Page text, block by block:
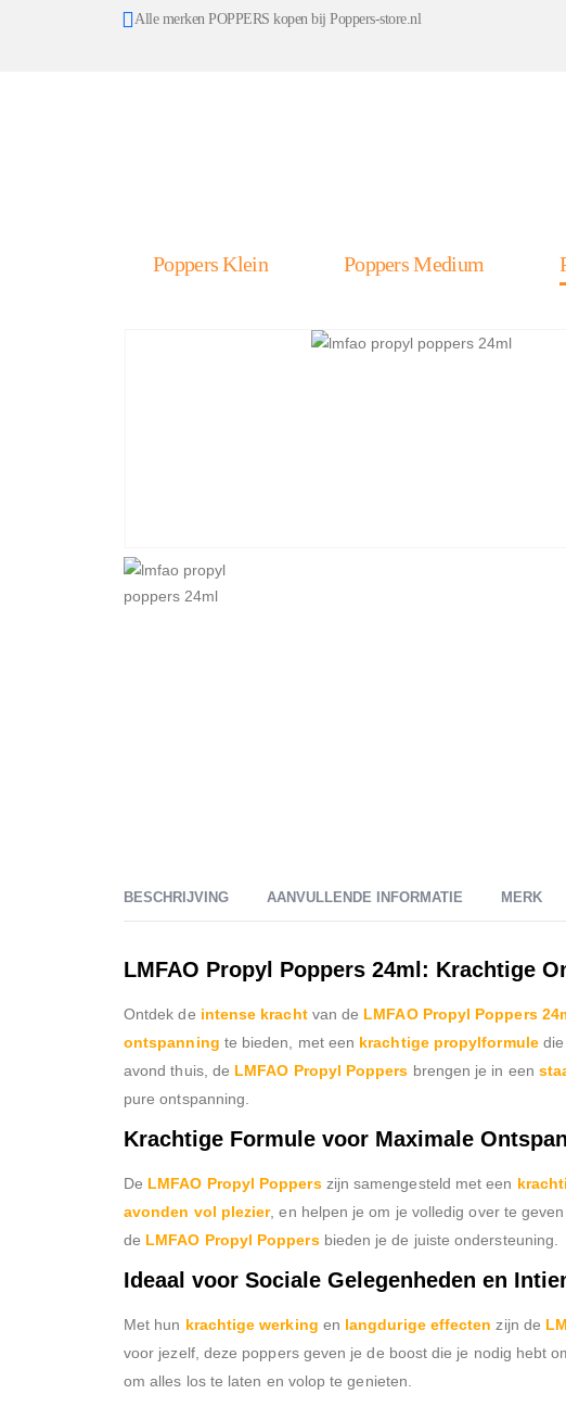
Alle merken POPPERS kopen bij Poppers-store.nl
Poppers Klein Poppers Medium
BESCHRIJVING AANVULLENDE INFORMATIE MERK
LMFAO Propyl Poppers 24ml: Krachtige
Ontdek de intense krachtvan de LMFAO Propyl Poppers
ontspanning te bieden, met een krachtige propylformuledie
avond thuis, de LMFAO Propyl Poppers brengen je in een
pure ontspanning.
Krachtige Formule voor Maximale
De LMFAO Propyl Popperszijn samengesteld met een
avonden vol plezier, en helpen je om je volledig over te
de LMFAO Propyl Poppersbieden je de juiste ondersteuning.
Ideaal voor Sociale Gelegenheden en
Met hun krachtige werking en langdurige effecten zijn de
voor jezelf, deze poppers geven je de boost die je nodig hebt
om alles los te laten en volop te genieten.